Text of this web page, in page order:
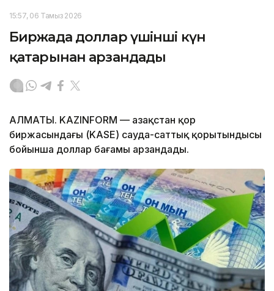
15:57, 06 Тамыз 2026
Биржада доллар үшінші күн
қатарынан арзандады
АЛМАТЫ. KAZINFORM — Қазақстан қор
биржасындағы (KASE) сауда-саттық қорытындысы
бойынша доллар бағамы арзандады.